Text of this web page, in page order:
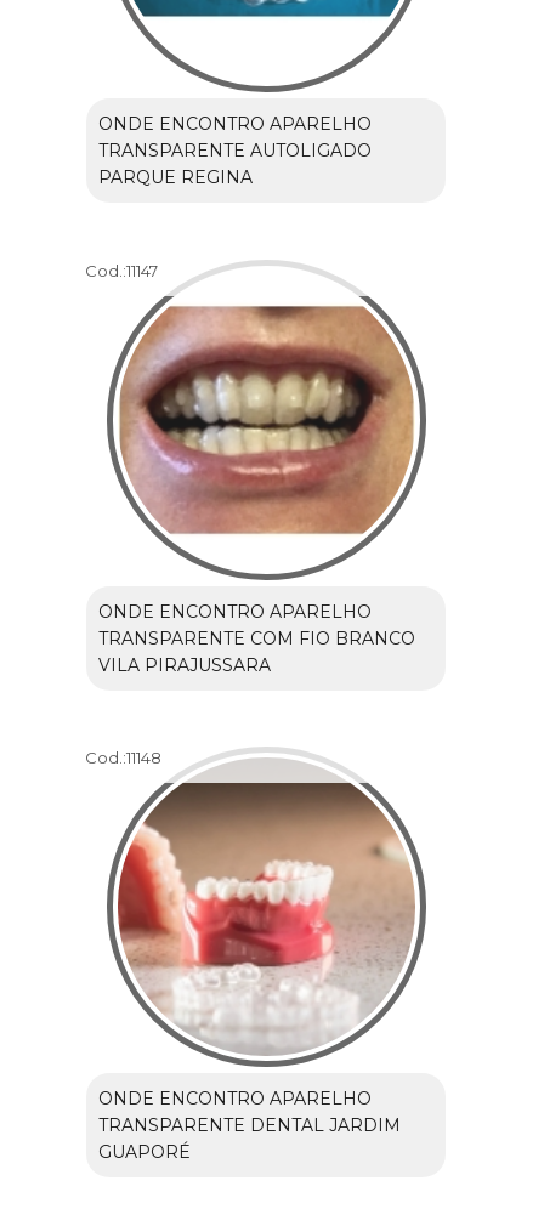
ONDE ENCONTRO APARELHO
TRANSPARENTE AUTOLIGADO
PARQUE REGINA
Cod.:11147
ONDE ENCONTRO APARELHO
TRANSPARENTE COM FIO BRANCO
VILA PIRAJUSSARA
Cod.:11148
ONDE ENCONTRO APARELHO
TRANSPARENTE DENTAL JARDIM
GUAPORÉ